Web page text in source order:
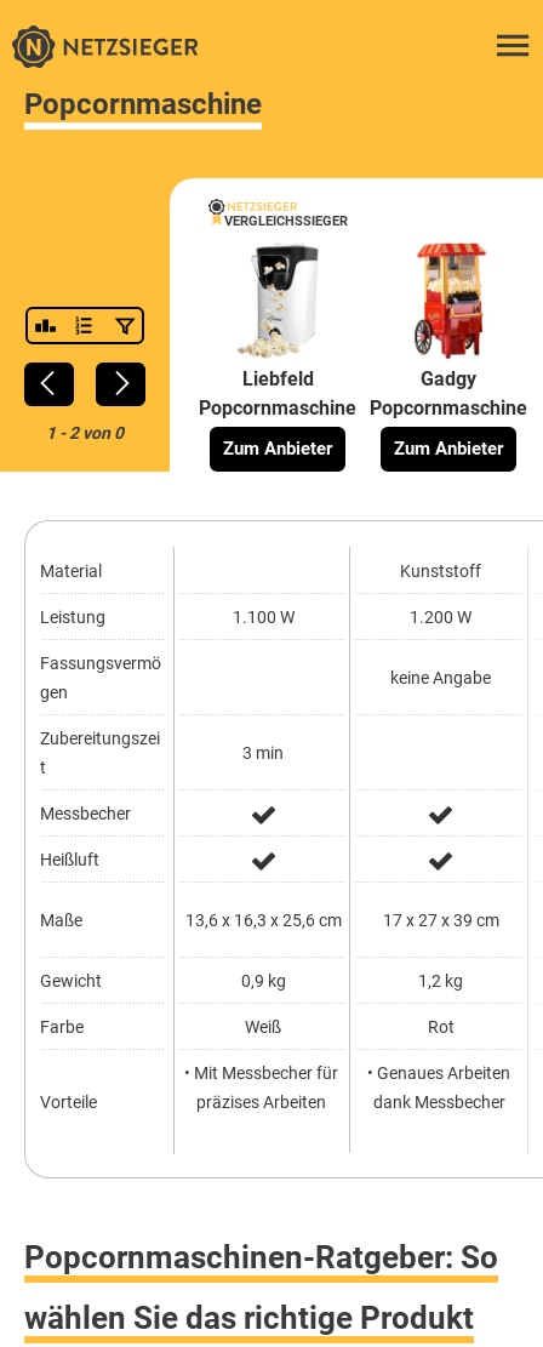
Popcornmaschine
1-2von0
VERGLEICHSSIEGER
Liebfeld
Popcornmaschine
Zum Anbieter
Gadgy
Popcornmaschine
Zum Anbieter
Material
Leistung
Fassungsvermö
gen
Zubereitungszei
t
Messbecher
Heißluft
Maße
Gewicht
Farbe
Vorteile
1.100 W
3 min
13,6 x 16,3 x 25,6 cm
0,9 kg
Weiß
• Mit Messbecher für
präzises Arbeiten
Kunststoff
1.200 W
keine Angabe
17 x 27 x 39 cm
1,2 kg
Rot
• Genaues Arbeiten
dank Messbecher
Popcornmaschinen-Ratgeber: So
wählen Sie das richtige Produkt